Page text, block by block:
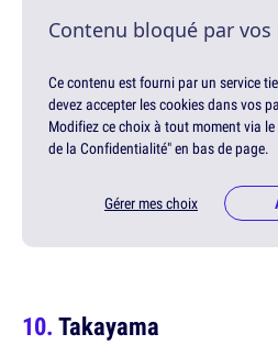
Contenu bloqué par
Ce contenu est fourni par un service
devez accepter les cookies dans vos
Modifiez ce choix à tout moment via
de la Confidentialité" en bas de page.
Gérer mes choix
Takayama